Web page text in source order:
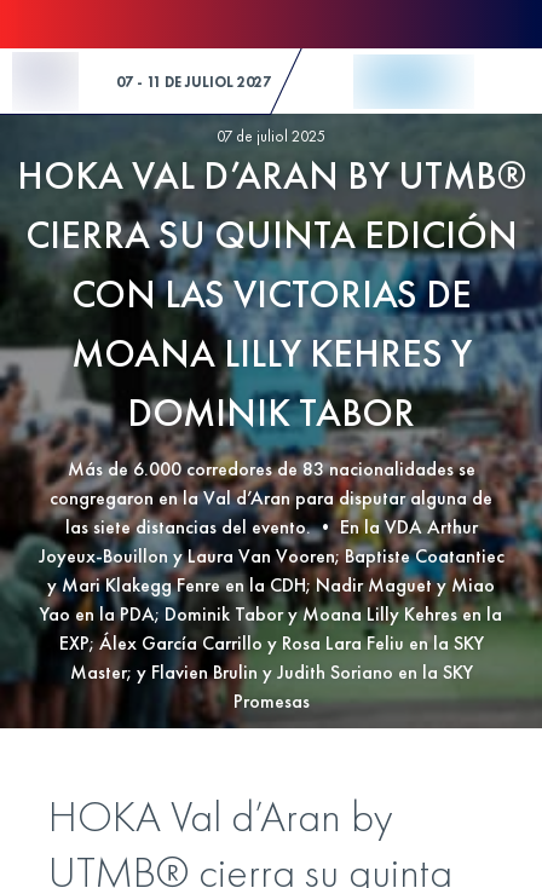
07 - 11 DE JULIOL 2027
07 de juliol 2025
HOKA VAL D’ARAN BY UTMB®
CIERRA SU QUINTA EDICIÓN
CON LAS VICTORIAS DE
MOANA LILLY KEHRES Y
DOMINIK TABOR
Más de 6.000 corredores de 83 nacionalidades se
congregaron en la Val d’Aran para disputar alguna de
las siete distancias del evento. • En la VDA Arthur
Joyeux-Bouillon y Laura Van Vooren; Baptiste Coatantiec
y Mari Klakegg Fenre en la CDH; Nadir Maguet y Miao
Yao en la PDA; Dominik Tabor y Moana Lilly Kehres en la
EXP; Álex García Carrillo y Rosa Lara Feliu en la SKY
Master; y Flavien Brulin y Judith Soriano en la SKY
Promesas
HOKA Val d’Aran by
UTMB® cierra su quinta